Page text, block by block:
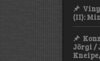
(II):
Jörgi /